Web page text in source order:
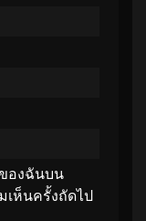
องฉันบน
เห็นครั้งถัดไป